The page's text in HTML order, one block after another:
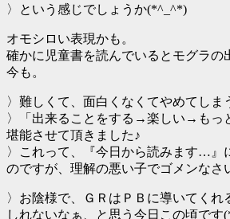
〉という感じでしょうか(*^_^*)
オモシロい表現かも。
確かに児童書を読んでいるとモグラの
今も。
〉難しくて、面白くなくてやめてしま
〉「出来ることをする→楽しい→もっ
堪能させて頂きました♪
〉これって、『今日から読みます…』
のですが、理解の悪い子でゴメンなさ
〉お陰様で、ＧＲはＰＢに導いてくれ
しれないなぁ、と思う今日この頃です